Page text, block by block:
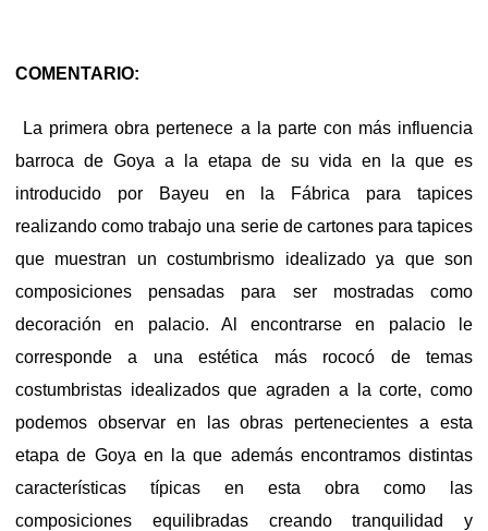
COMENTARIO:
La primera obra pertenece a la parte con más influencia
barroca de Goya a la etapa de su vida en la que es
introducido por Bayeu en la Fábrica para tapices
realizando como trabajo una serie de cartones para tapices
que muestran un costumbrismo idealizado ya que son
composiciones pensadas para ser mostradas como
decoración en palacio. Al encontrarse en palacio le
corresponde a una estética más rococó de temas
costumbristas idealizados que agraden a la corte, como
podemos observar en las obras pertenecientes a esta
etapa de Goya en la que además encontramos distintas
características típicas en esta obra como las
composiciones equilibradas creando tranquilidad y